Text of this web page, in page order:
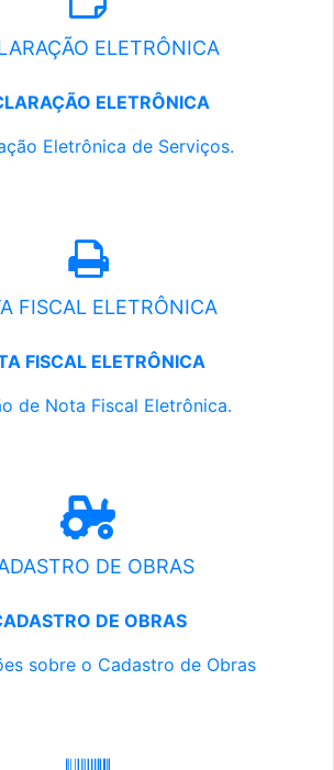
ELETRÔNICA
ELETRÔNICA
Eletrônica de Serviços.
FISCAL ELETRÔNICA
FISCAL ELETRÔNICA
de Nota Fiscal Eletrônica.
DE OBRAS
DE OBRAS
sobre o Cadastro de Obras